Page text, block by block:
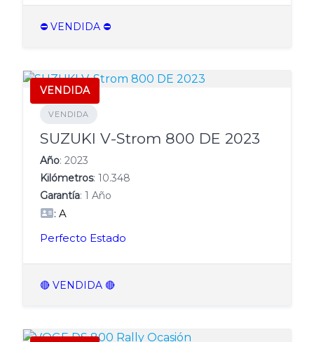
⛔️ VENDIDA ⛔️
VENDIDA
VENDIDA
SUZUKI V-Strom 800 DE 2023
Año: 2023
Kilómetros: 10.348
Garantía: 1 Año
: A
Perfecto Estado
🔴 VENDIDA 🔴